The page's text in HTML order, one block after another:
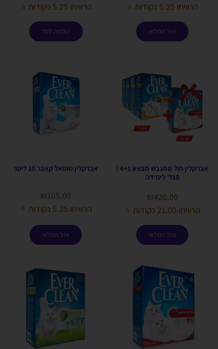
הרוויחו 5.25 נקודות ⭐
אזל המלאי
הרוויחו 5.25 נקודות ⭐
הוספה לסל
10ל' ליחידה
₪420.00
הרוויחו 21.00 נקודות ⭐
אזל המלאי
אברקלין טוטאל קאבר 10 ליטר
₪105.00
הרוויחו 5.25 נקודות ⭐
אזל המלאי